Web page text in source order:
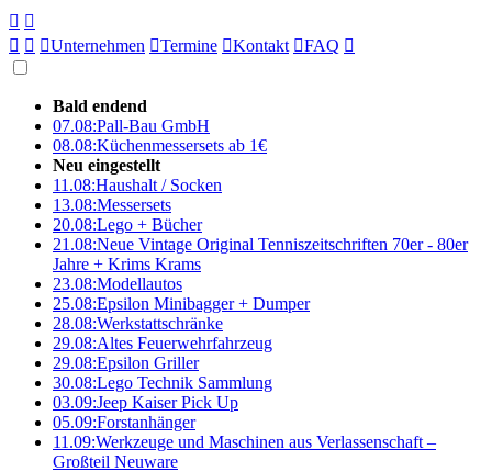
 
  Unternehmen Termine Kontakt FAQ 
Bald endend
07.08:Pall-Bau GmbH
08.08:Küchenmessersets ab 1€
Neu eingestellt
11.08:Haushalt / Socken
13.08:Messersets
20.08:Lego + Bücher
21.08:Neue Vintage Original Tenniszeitschriften 70er - 80er
Jahre + Krims Krams
23.08:Modellautos
25.08:Epsilon Minibagger + Dumper
28.08:Werkstattschränke
29.08:Altes Feuerwehrfahrzeug
29.08:Epsilon Griller
30.08:Lego Technik Sammlung
03.09:Jeep Kaiser Pick Up
05.09:Forstanhänger
11.09:Werkzeuge und Maschinen aus Verlassenschaft –
Großteil Neuware